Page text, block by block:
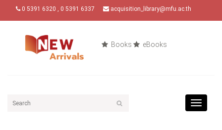
0 5391 6320 , 0 5391 6337 acquisition_library@mfu.ac.th
Books eBooks
Toggle